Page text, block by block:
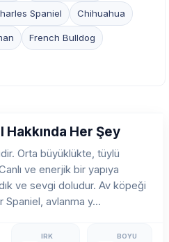
Spaniel Chihuahua
French Bulldog
Her Şey
Orta büyüklükte, tüylü
ve enerjik bir yapıya
ve sevgi doludur. Av köpeği
avlanma y...
IRK
BOYU